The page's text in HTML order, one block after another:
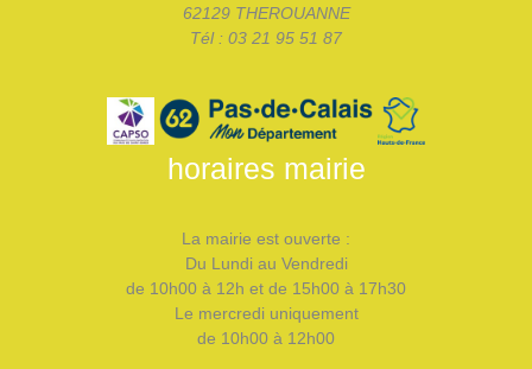
62129 THEROUANNE
Tél : 03 21 95 51 87
horaires mairie
La mairie est ouverte :
Du Lundi au Vendredi
de 10h00 à 12h et de 15h00 à 17h30
Le mercredi uniquement
de 10h00 à 12h00